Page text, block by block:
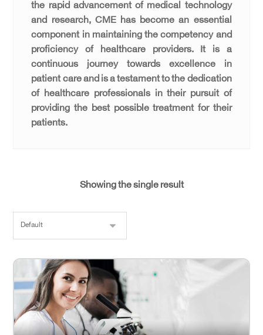
the rapid advancement of medical technology
and research, CME has become an essential
component in maintaining the competency and
proficiency of healthcare providers. It is a
continuous journey towards excellence in
patient care and is a testament to the dedication
of healthcare professionals in their pursuit of
providing the best possible treatment for their
patients.
Showing the single result